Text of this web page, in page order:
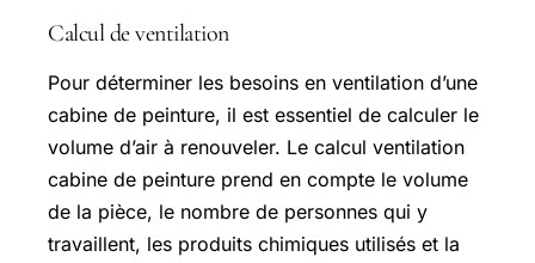
Calcul de ventilation
Pour déterminer les besoins en ventilation d’une
cabine de peinture, il est essentiel de calculer le
volume d’air à renouveler. Le calcul ventilation
cabine de peinture prend en compte le volume
de la pièce, le nombre de personnes qui y
travaillent, les produits chimiques utilisés et la